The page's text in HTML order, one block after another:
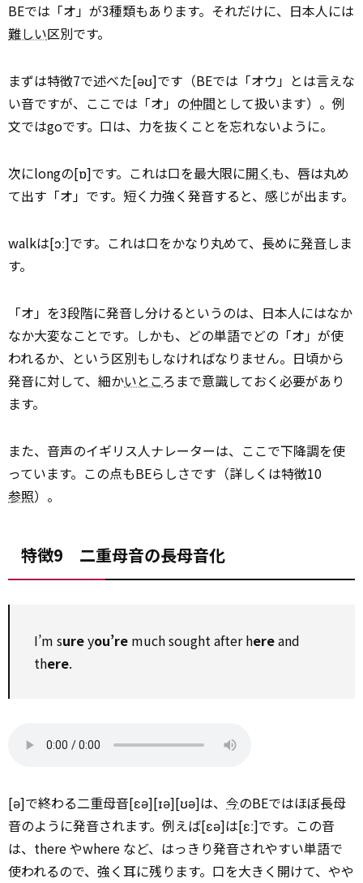
BEでは「オ」が3種類もあります。それだけに、日本人には
難しい区別です。
まずは特徴7で述べた[əʊ]です（BEでは「オウ」とは言えな
い音ですが、ここでは「オ」の仲間として扱います）。例
文ではgoです。口は、力を抜くことを忘れないように。
次にlongの[ɒ]です。これは口を最大限に開く も、唇は丸め
て出す「オ」です。短く力強く発音すると、感じが出ます。
walkは[ɔː]です。これは口をかなり丸めて、長めに発音しま
す。
「オ」を3段階に発音し分けるというのは、日本人にはなか
なか大変なことです。しかも、どの単語でどの「オ」が使
われるか、という区別もしなければなりません。日頃から
発音に対して、細かいところまで意識しておく必要があり
ます。
また、音声のイギリス人ナレーターは、ここで下降調を使
っています。この点もBEらしさです（詳しくは特徴10
参照）。
特徴9 二重母音の長母音化
I’m sureyou’re much sought after hereand
there.
[ə]で終わる二重母音[ɛə][ɪə][ʊə]は、 今のBEではほぼ長母
音のように発音されます。例えば[ɛə]は[ɛː]です。この音
は、there やwhere など、はっきり発音されやすい単語で
使われるので、強く耳に残ります。口を大きく開けて、やや